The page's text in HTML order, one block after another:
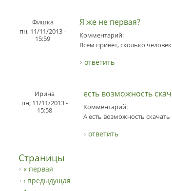
Фишка
пн, 11/11/2013 -
15:59
Я же не первая?
Комментарий:
Всем привет, сколько
ответить
Ирина
пн, 11/11/2013 -
15:58
есть возможность
Комментарий:
А есть возможность
ответить
Страницы
« первая
‹ предыдущая